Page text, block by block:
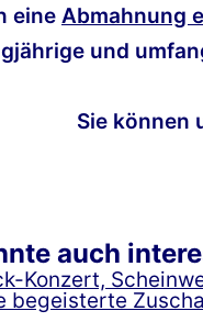
eine Abmahnung
und
Sie können
auch